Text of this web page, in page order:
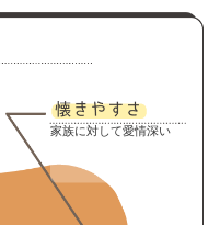
家族に対して愛情深い